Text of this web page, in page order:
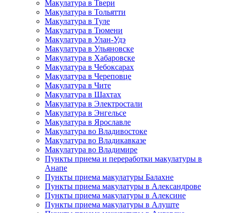
Макулатура в Твери
Макулатура в Тольятти
Макулатура в Туле
Макулатура в Тюмени
Макулатура в Улан-Удэ
Макулатура в Ульяновске
Макулатура в Хабаровске
Макулатура в Чебоксарах
Макулатура в Череповце
Макулатура в Чите
Макулатура в Шахтах
Макулатура в Электростали
Макулатура в Энгельсе
Макулатура в Ярославле
Макулатура во Владивостоке
Макулатура во Владикавказе
Макулатура во Владимире
Пункты приема и переработки макулатуры в
Анапе
Пункты приема макулатуры Балахне
Пункты приема макулатуры в Александрове
Пункты приема макулатуры в Алексине
Пункты приема макулатуры в Алуште